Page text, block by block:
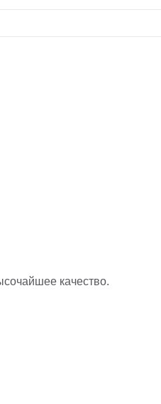
качество.